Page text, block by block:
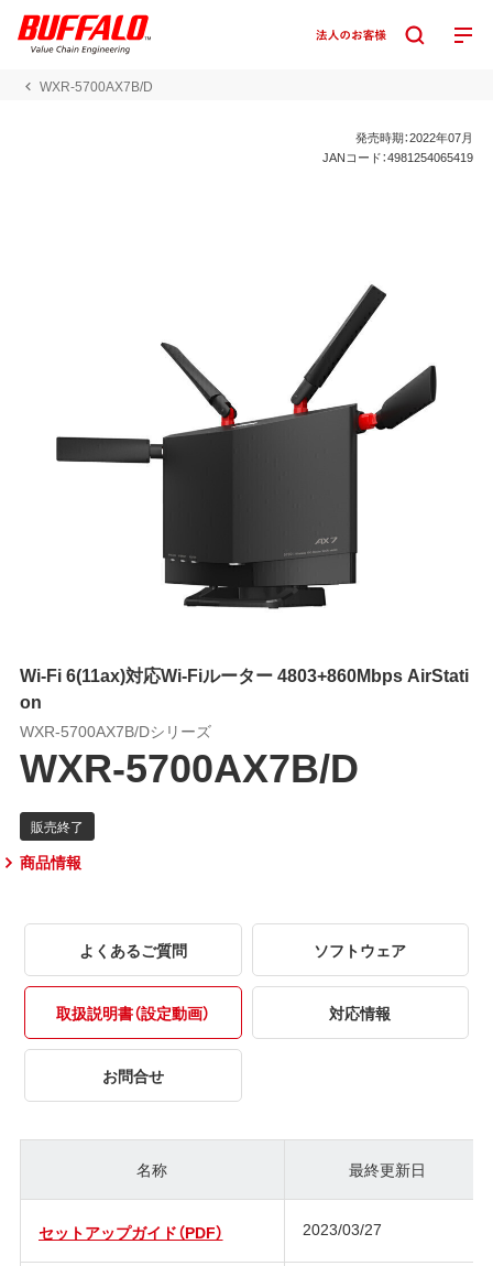
WXR-5700AX7B/D
発売時期：2022年07月
JANコード：4981254065419
Wi-Fi 6(11ax)対応Wi-Fiルーター 4803+860Mbps AirStati
on
WXR-5700AX7B/Dシリーズ
WXR-5700AX7B/D
商品情報
よくあるご質問 ソフトウェア
取扱説明書（設定動画） 対応情報
お問合せ
名称 最終更新日
セットアップガイド（PDF） 2023/03/27